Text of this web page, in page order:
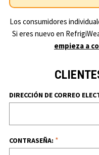
Los consumidores
Si eres nuevo en
empieza a
DIRECCIÓN DE CORREO
CONTRASEÑA: *